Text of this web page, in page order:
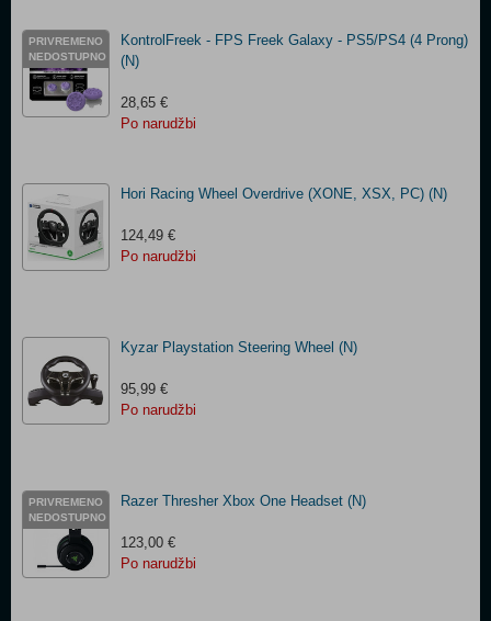
PRIVREMENO
NEDOSTUPNO
KontrolFreek - FPS Freek Galaxy - PS5/PS4 (4 Prong)
(N)
28,65 €
Po narudžbi
Hori Racing Wheel Overdrive (XONE, XSX, PC) (N)
124,49 €
Po narudžbi
Kyzar Playstation Steering Wheel (N)
95,99 €
Po narudžbi
PRIVREMENO
NEDOSTUPNO
Razer Thresher Xbox One Headset (N)
123,00 €
Po narudžbi